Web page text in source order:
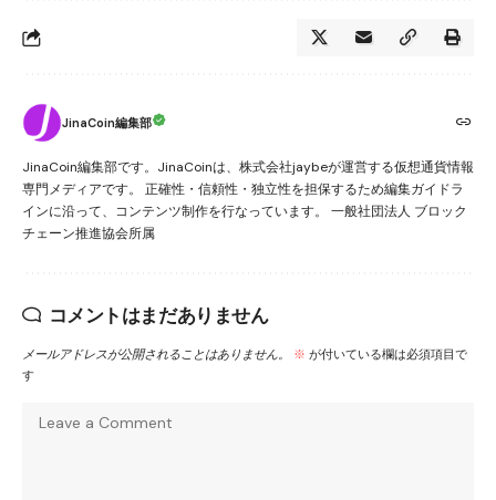
JinaCoin編集部
JinaCoin編集部です。JinaCoinは、株式会社jaybeが運営する仮想通貨情報
専門メディアです。 正確性・信頼性・独立性を担保するため編集ガイドラ
インに沿って、コンテンツ制作を行なっています。 一般社団法人 ブロック
チェーン推進協会所属
コメントはまだありません
メールアドレスが公開されることはありません。 ※ が付いている欄は必須項目で
す